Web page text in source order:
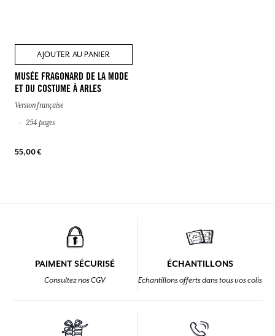
AJOUTER AU PANIER
MUSÉE FRAGONARD DE LA MODE
ET DU COSTUME À ARLES
Version française
254 pages
55,00 €
PAIMENT SÉCURISÉ
Consultez nos CGV
ÉCHANTILLONS
Echantillons offerts dans tous vos colis